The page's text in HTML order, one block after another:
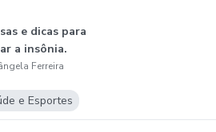
e dicas para
a insônia.
Ferreira
e Esportes